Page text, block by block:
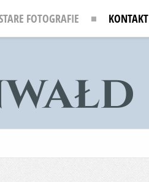
FOTOGRAFIE KONTAKT